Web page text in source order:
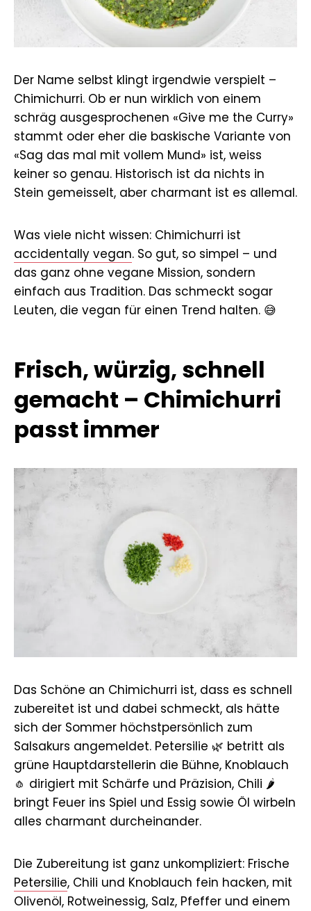
Der Name selbst klingt irgendwie verspielt –
Chimichurri. Ob er nun wirklich von einem
schräg ausgesprochenen «Give me the Curry»
stammt oder eher die baskische Variante von
«Sag das mal mit vollem Mund» ist, weiss
keiner so genau. Historisch ist da nichts in
Stein gemeisselt, aber charmant ist es allemal.
Was viele nicht wissen: Chimichurri ist
accidentally vegan. So gut, so simpel – und
das ganz ohne vegane Mission, sondern
einfach aus Tradition. Das schmeckt sogar
Leuten, die vegan für einen Trend halten. 😅
Frisch, würzig, schnell
gemacht – Chimichurri
passt immer
Das Schöne an Chimichurri ist, dass es schnell
zubereitet ist und dabei schmeckt, als hätte
sich der Sommer höchstpersönlich zum
Salsakurs angemeldet. Petersilie 🌿 betritt als
grüne Hauptdarstellerin die Bühne, Knoblauch
🧄 dirigiert mit Schärfe und Präzision, Chili 🌶
bringt Feuer ins Spiel und Essig sowie Öl wirbeln
alles charmant durcheinander.
Die Zubereitung ist ganz unkompliziert: Frische
Petersilie, Chili und Knoblauch fein hacken, mit
Olivenöl, Rotweinessig, Salz, Pfeffer und einem